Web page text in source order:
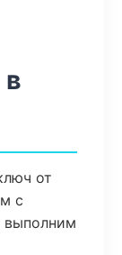
от
с
выполним